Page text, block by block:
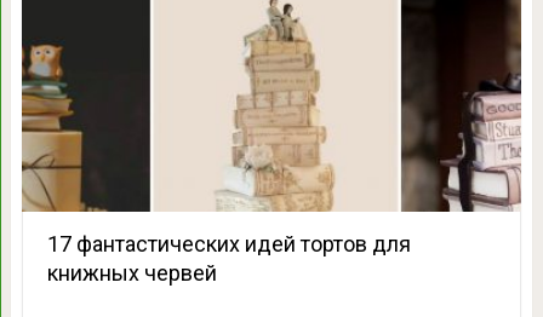
17 фантастических идей тортов для
книжных червей